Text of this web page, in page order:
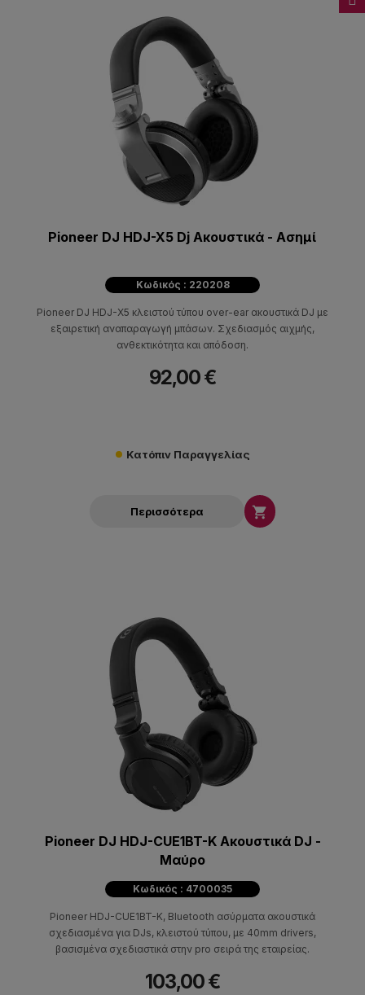
Pioneer DJ HDJ-X5 Dj Ακουστικά - Ασημί
Κωδικός : 220208
Pioneer DJ HDJ-X5 κλειστού τύπου over-ear ακουστικά DJ με
εξαιρετική αναπαραγωγή μπάσων. Σχεδιασμός αιχμής,
ανθεκτικότητα και απόδοση.
92,00 €
Κατόπιν Παραγγελίας
Περισσότερα 
Pioneer DJ HDJ-CUE1BT-K Ακουστικά DJ -
Μαύρo
Κωδικός : 4700035
Pioneer HDJ-CUE1BT-K, Bluetooth ασύρματα ακουστικά
σχεδιασμένα για DJs, κλειστού τύπου, με 40mm drivers,
βασισμένα σχεδιαστικά στην pro σειρά της εταιρείας.
103,00 €